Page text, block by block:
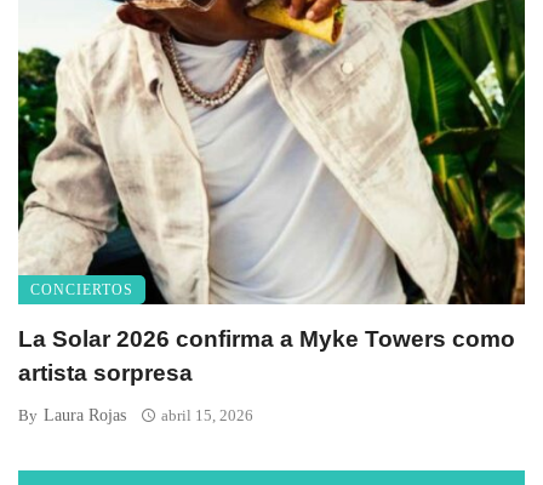
CONCIERTOS
La Solar 2026 confirma a Myke Towers como
artista sorpresa
By Laura Rojas abril 15, 2026